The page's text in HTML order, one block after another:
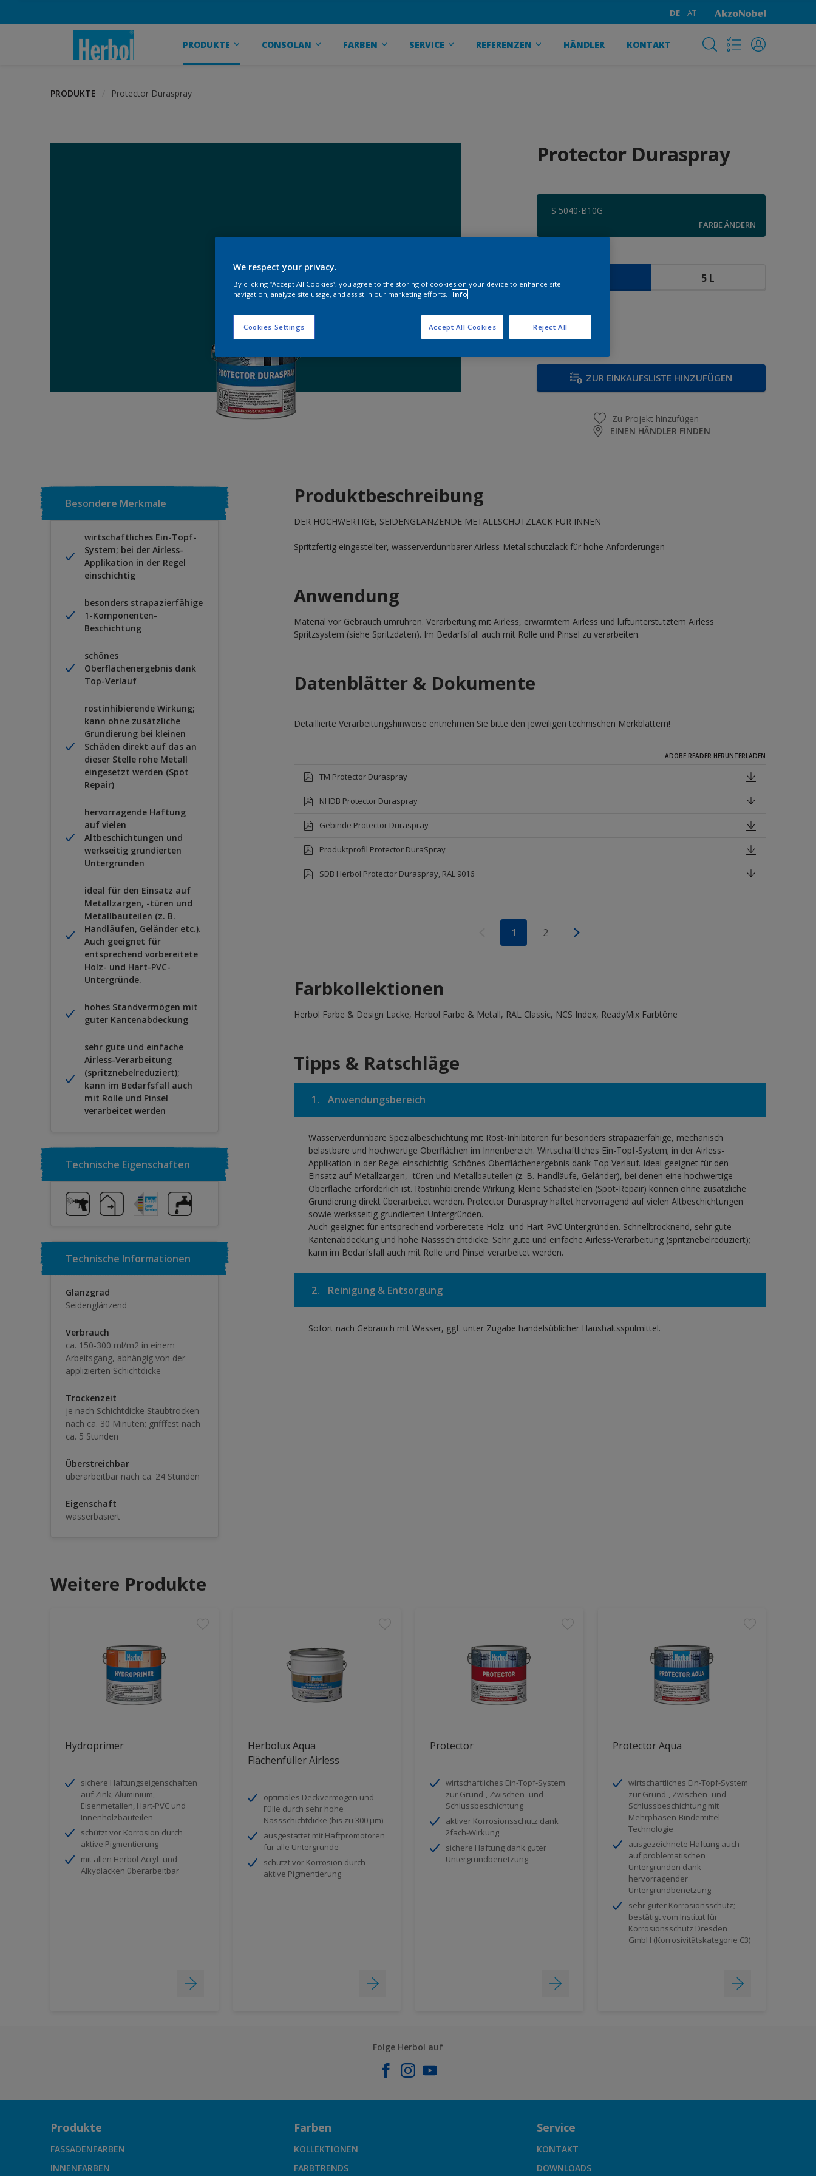
DE AT
PRODUKTE CONSOLAN FARBEN SERVICE REFERENZEN HÄNDLER KONTAKT
PRODUKTE Protector Duraspray
Protector Duraspray
S 5040-B10G
FARBE ÄNDERN
5 L
Menge
ZUR EINKAUFSLISTE HINZUFÜGEN
Zu Projekt hinzufügen
EINEN HÄNDLER FINDEN
Besondere Merkmale
wirtschaftliches Ein-Topf-
System; bei der Airless-
Applikation in der Regel
einschichtig
besonders strapazierfähige
1-Komponenten-
Beschichtung
schönes
Oberflächenergebnis dank
Top-Verlauf
rostinhibierende Wirkung;
kann ohne zusätzliche
Grundierung bei kleinen
Schäden direkt auf das an
dieser Stelle rohe Metall
eingesetzt werden (Spot
Repair)
hervorragende Haftung
auf vielen
Altbeschichtungen und
werkseitig grundierten
Untergründen
ideal für den Einsatz auf
Metallzargen, -türen und
Metallbauteilen (z. B.
Handläufen, Geländer etc.).
Auch geeignet für
entsprechend vorbereitete
Holz- und Hart-PVC-
Untergründe.
hohes Standvermögen mit
guter Kantenabdeckung
sehr gute und einfache
Airless-Verarbeitung
(spritznebelreduziert);
kann im Bedarfsfall auch
mit Rolle und Pinsel
verarbeitet werden
Technische Eigenschaften
Technische Informationen
Glanzgrad
Seidenglänzend
Verbrauch
ca. 150-300 ml/m2 in einem
Arbeitsgang, abhängig von der
applizierten Schichtdicke
Trockenzeit
je nach Schichtdicke Staubtrocken
nach ca. 30 Minuten; grifffest nach
ca. 5 Stunden
Überstreichbar
überarbeitbar nach ca. 24 Stunden
Eigenschaft
wasserbasiert
Produktbeschreibung
DER HOCHWERTIGE, SEIDENGLÄNZENDE METALLSCHUTZLACK FÜR INNEN
Spritzfertig eingestellter, wasserverdünnbarer Airless-Metallschutzlack für hohe Anforderungen
Anwendung
Material vor Gebrauch umrühren. Verarbeitung mit Airless, erwärmtem Airless und luftunterstütztem Airless
Spritzsystem (siehe Spritzdaten). Im Bedarfsfall auch mit Rolle und Pinsel zu verarbeiten.
Datenblätter & Dokumente
Detaillierte Verarbeitungshinweise entnehmen Sie bitte den jeweiligen technischen Merkblättern!
ADOBE READER HERUNTERLADEN
TM Protector Duraspray
NHDB Protector Duraspray
Gebinde Protector Duraspray
Produktprofil Protector DuraSpray
SDB Herbol Protector Duraspray, RAL 9016
1 2
Farbkollektionen
Herbol Farbe & Design Lacke, Herbol Farbe & Metall, RAL Classic, NCS Index, ReadyMix Farbtöne
Tipps & Ratschläge
1. Anwendungsbereich
Wasserverdünnbare Spezialbeschichtung mit Rost-Inhibitoren für besonders strapazierfähige, mechanisch
belastbare und hochwertige Oberflächen im Innenbereich. Wirtschaftliches Ein-Topf-System; in der Airless-
Applikation in der Regel einschichtig. Schönes Oberflächenergebnis dank Top Verlauf. Ideal geeignet für den
Einsatz auf Metallzargen, -türen und Metallbauteilen (z. B. Handläufe, Geländer), bei denen eine hochwertige
Oberfläche erforderlich ist. Rostinhibierende Wirkung; kleine Schadstellen (Spot-Repair) können ohne zusätzliche
Grundierung direkt überarbeitet werden. Protector Duraspray haftet hervorragend auf vielen Altbeschichtungen
sowie werksseitig grundierten Untergründen.
Auch geeignet für entsprechend vorbereitete Holz- und Hart-PVC Untergründen. Schnelltrocknend, sehr gute
Kantenabdeckung und hohe Nassschichtdicke. Sehr gute und einfache Airless-Verarbeitung (spritznebelreduziert);
kann im Bedarfsfall auch mit Rolle und Pinsel verarbeitet werden.
2. Reinigung & Entsorgung
Sofort nach Gebrauch mit Wasser, ggf. unter Zugabe handelsüblicher Haushaltsspülmittel.
Weitere Produkte
Hydroprimer
sichere Haftungseigenschaften
auf Zink, Aluminium,
Eisenmetallen, Hart-PVC und
Innenholzbauteilen
schützt vor Korrosion durch
aktive Pigmentierung
mit allen Herbol-Acryl- und -
Alkydlacken überarbeitbar
Herbolux Aqua
Flächenfüller Airless
optimales Deckvermögen und
Fülle durch sehr hohe
Nassschichtdicke (bis zu 300 µm)
ausgestattet mit Haftpromotoren
für alle Untergründe
schützt vor Korrosion durch
aktive Pigmentierung
Protector
wirtschaftliches Ein-Topf-System
zur Grund-, Zwischen- und
Schlussbeschichtung
aktiver Korrosionsschutz dank
2fach-Wirkung
sichere Haftung dank guter
Untergrundbenetzung
Protector Aqua
wirtschaftliches Ein-Topf-System
zur Grund-, Zwischen- und
Schlussbeschichtung mit
Mehrphasen-Bindemittel-
Technologie
ausgezeichnete Haftung auch
auf problematischen
Untergründen dank
hervorragender
Untergrundbenetzung
sehr guter Korrosionsschutz;
bestätigt vom Institut für
Korrosionsschutz Dresden
GmbH (Korrosivitätskategorie C3)
Folge Herbol auf
Produkte
FASSADENFARBEN
INNENFARBEN
Farben
KOLLEKTIONEN
FARBTRENDS
Service
KONTAKT
DOWNLOADS
We respect your privacy.
By clicking “Accept All Cookies”, you agree to the storing of cookies on your device to enhance site
navigation, analyze site usage, and assist in our marketing efforts.
Info
Cookies Settings Reject All
Accept All Cookies